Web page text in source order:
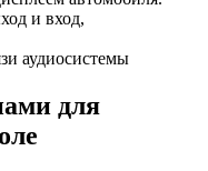
и вход,
аудиосистемы
для